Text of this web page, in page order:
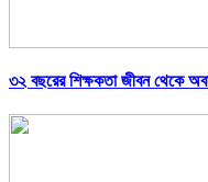
৩২ বছরের শিক্ষকতা জীবন থেকে